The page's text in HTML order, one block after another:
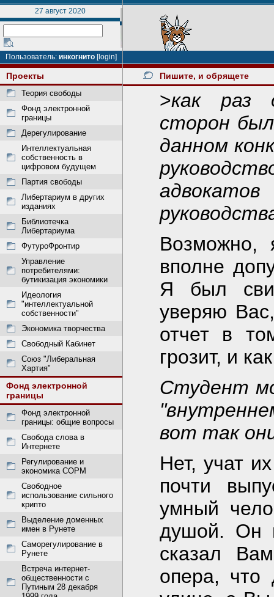
27 август 2020
Пользователь: инкогнито [login]
Проекты
Теория свободы
Фонд электронной
границы
Дерегулирование
Интеллектуальная
собственность в
цифровом будущем
Партия свободы
Либертариум в других
изданиях
Библиотечка
Либертариума
ФутуроФронтир
Управление
потребителями:
бутикизация экономики
Идеология
"интеллектуальной
собственности"
Экономика творчества
Свободный Кабинет
Союз "Либеральная
Хартия"
Фонд электронной
границы
Фонд электронной
границы: общие вопросы
Свобода слова в
Интернете
Регулирование и
экономика СОРМ
Свободное
использование сильного
крипто
Выделение доменных
имен в Рунете
Саморегулирование в
Рунете
Встреча интернет-
общественности с
Путиным 28 декабря
Пишите, и обрящете
>как раз
сторон
данном
Возможно,
вполне
Я был
уверяю
отчет в
грозит, и
Студент
вот так
Нет, учат
почти
умный
душой. Он
сказал
опера, что